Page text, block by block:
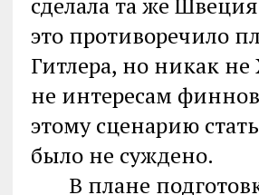
это противоречило
Гитлера, но никак
не интересам
этому сценарию
было не суждено.
В плане